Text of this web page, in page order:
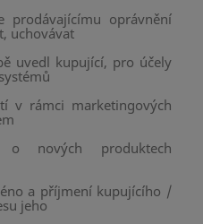
prodávajícímu oprávnění
uchovávat
uvedl kupující, pro účely
v rámci marketingových
o nových produktech
a příjmení kupujícího /
jeho